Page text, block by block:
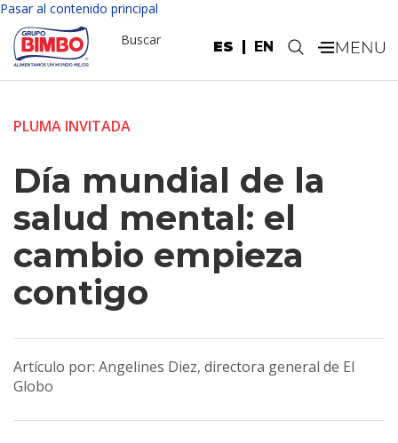
Pasar al contenido principal
ES EN
Buscar .
PLUMA INVITADA
Día mundial de la
salud mental: el
cambio empieza
contigo
Artículo por: Angelines Diez, directora general de El
Globo